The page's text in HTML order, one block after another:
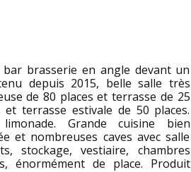
bar brasserie en angle devant un
depuis 2015, belle salle très
de 80 places et terrasse de 25
et terrasse estivale de 50 places.
Grande cuisine bien
et nombreuses caves avec salle
stockage, vestiaire, chambres
énormément de place. Produit